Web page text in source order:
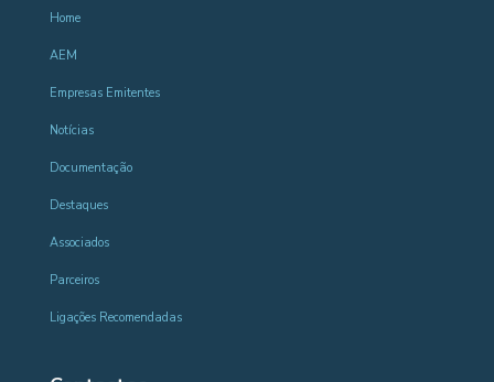
Home
AEM
Empresas Emitentes
Notícias
Documentação
Destaques
Associados
Parceiros
Ligações Recomendadas